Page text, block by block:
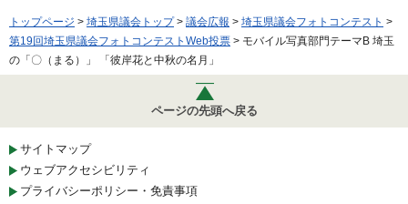
トップページ > 埼玉県議会トップ> 議会広報 > 埼玉県議会フォトコンテスト >
第19回埼玉県議会フォトコンテストWeb投票 > モバイル写真部門テーマB 埼玉
の「〇（まる）」 「彼岸花と中秋の名月」
ページの先頭へ戻る
サイトマップ
ウェブアクセシビリティ
プライバシーポリシー・免責事項